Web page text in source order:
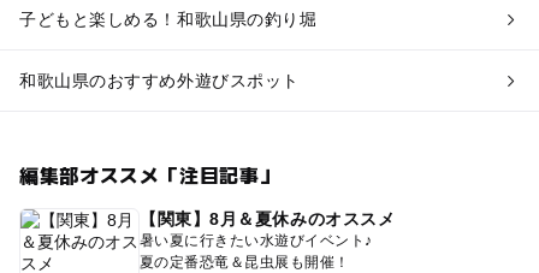
子どもと楽しめる！和歌山県の釣り堀
和歌山県のおすすめ外遊びスポット
編集部オススメ「注目記事」
【関東】8月＆夏休みのオススメ
暑い夏に行きたい水遊びイベント♪
夏の定番恐竜＆昆虫展も開催！